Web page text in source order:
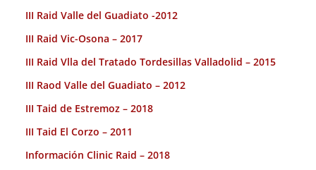
III Raid Valle del Guadiato -2012
III Raid Vic-Osona – 2017
III Raid Vlla del Tratado Tordesillas Valladolid – 2015
III Raod Valle del Guadiato – 2012
III Taid de Estremoz – 2018
III Taid El Corzo – 2011
Información Clinic Raid – 2018